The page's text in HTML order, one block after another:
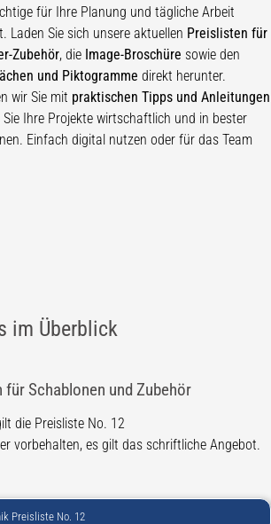
für Ihre Planung und tägliche Arbeit
Laden Sie sich unsere aktuellen Preislisten für
Zubehör, die Image-Broschüre sowie den
und Piktogramme direkt herunter.
wir Sie mit praktischen Tipps und Anleitungen
Sie Ihre Projekte wirtschaftlich und in bester
Einfach digital nutzen oder für das Team
im Überblick
Schablonen und Zubehör
die Preisliste No. 12
vorbehalten, es gilt das schriftliche Angebot.
Preisliste No. 12